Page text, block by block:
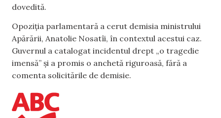
dovedită.
Opoziția parlamentară a cerut demisia ministrului
Apărării, Anatolie Nosatîi, în contextul acestui caz.
Guvernul a catalogat incidentul drept „o tragedie
imensă” și a promis o anchetă riguroasă, fără a
comenta solicitările de demisie.